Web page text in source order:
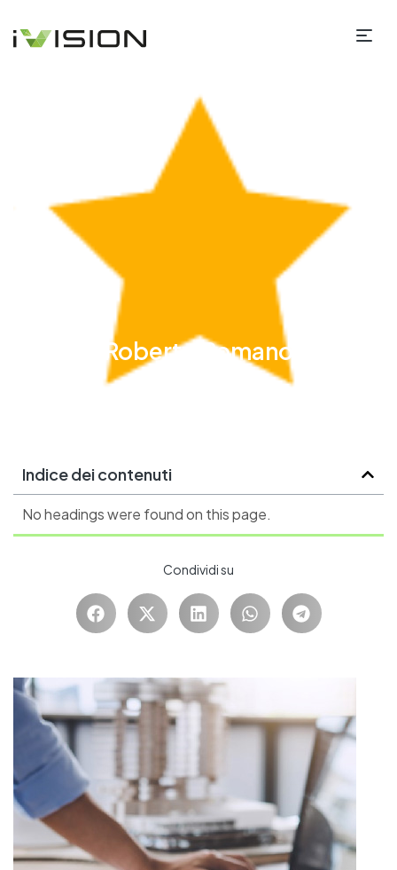
Roberto Romano
Indice dei contenuti
No headings were found on this page.
Condividi su